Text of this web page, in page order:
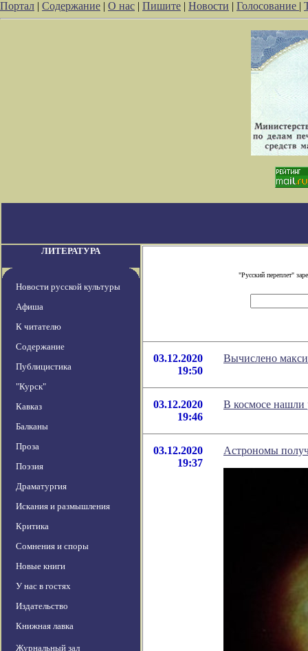
Портал | Содержание | О нас | Пишите | Новости | Голосование |
ЛИТЕРАТУРА
Новости русской культуры
Афиша
К читателю
Содержание
Публицистика
"Курск"
Кавказ
Балканы
Проза
Поэзия
Драматургия
Искания и размышления
Критика
Сомнения и споры
Новые книги
У нас в гостях
Издательство
Книжная лавка
Журнальный зал
"Русский переплет"
03.12.2020
19:50
Вычислено
03.12.2020
19:46
В космосе нашли
03.12.2020
19:37
Астрономы